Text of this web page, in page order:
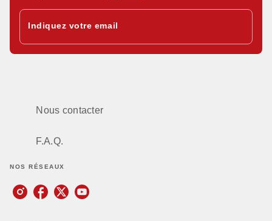
Indiquez votre email
Nous contacter
F.A.Q.
NOS RÉSEAUX